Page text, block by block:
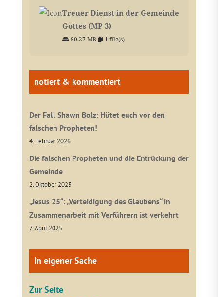
Treuer Dienst in der Gemeinde
Gottes (MP 3)
90.27 MB 1 file(s)
notiert & kommentiert
Der Fall Shawn Bolz: Hütet euch vor den
falschen Propheten!
4. Februar 2026
Die falschen Propheten und die Entrückung der
Gemeinde
2. Oktober 2025
„Jesus 25“: „Verteidigung des Glaubens“ in
Zusammenarbeit mit Verführern ist verkehrt
7. April 2025
In eigener Sache
Zur Seite